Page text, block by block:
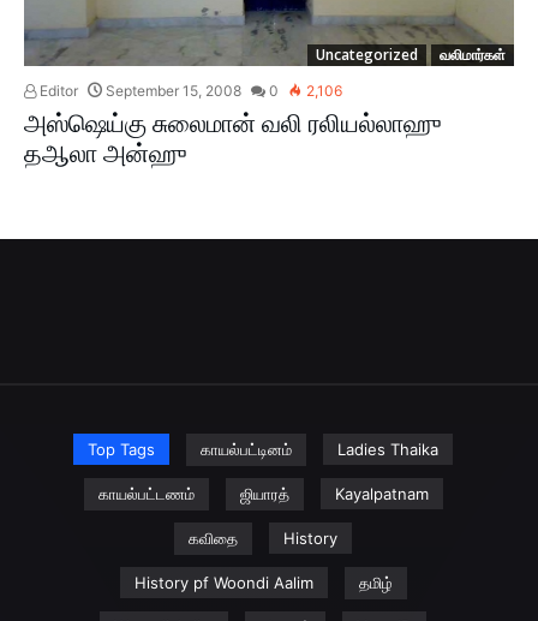
Uncategorized வலிமார்கள்
Editor September 15, 2008 0 2,106
அஸ்ஷெய்கு சுலைமான் வலி ரலியல்லாஹு
தஆலா அன்ஹு
Top Tags காயல்பட்டினம் Ladies Thaika
காயல்பட்டணம் ஜியாரத் Kayalpatnam
கவிதை History
History pf Woondi Aalim தமிழ்